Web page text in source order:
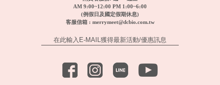
AM 9:00~12:00 PM 1:00~6:00
(例假日及國定假期休息)
客服信箱 : merrymeet@dcbio.com.tw